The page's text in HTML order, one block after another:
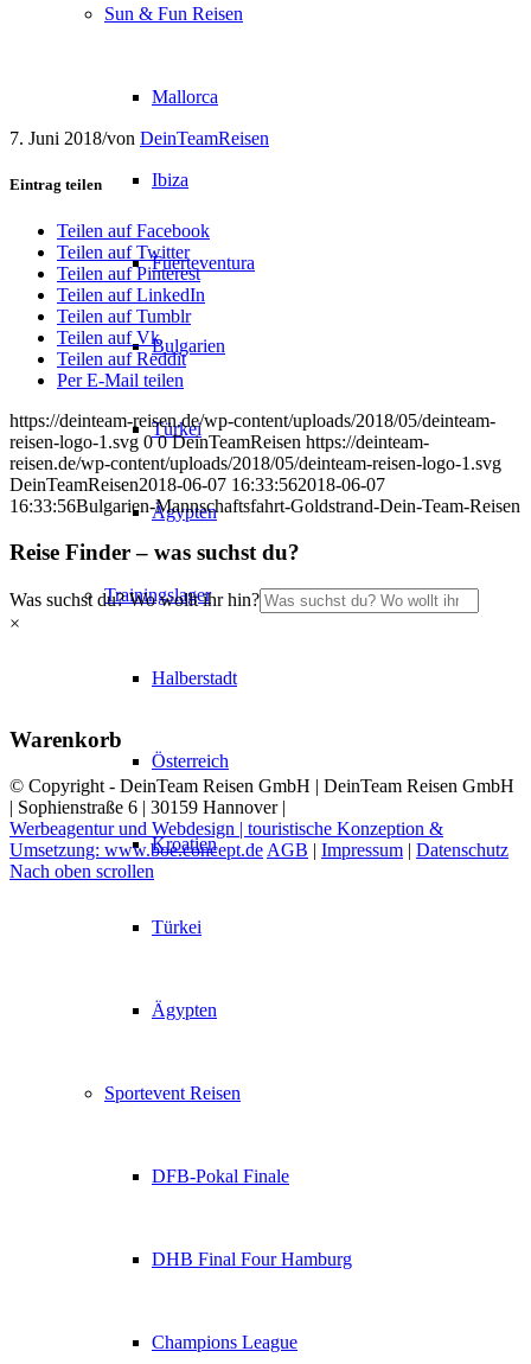
Sun & Fun Reisen
Mallorca
Ibiza
Fuerteventura
Bulgarien
Türkei
Ägypten
Trainingslager
Halberstadt
Österreich
Kroatien
Türkei
Ägypten
Sportevent Reisen
DFB-Pokal Finale
DHB Final Four Hamburg
Champions League
7. Juni 2018/von DeinTeamReisen
Eintrag teilen
Teilen auf Facebook
Teilen auf Twitter
Teilen auf Pinterest
Teilen auf LinkedIn
Teilen auf Tumblr
Teilen auf Vk
Teilen auf Reddit
Per E-Mail teilen
https://deinteam-reisen.de/wp-content/uploads/2018/05/deinteam-
reisen-logo-1.svg 0 0 DeinTeamReisen https://deinteam-
reisen.de/wp-content/uploads/2018/05/deinteam-reisen-logo-1.svg
DeinTeamReisen2018-06-07 16:33:562018-06-07
16:33:56Bulgarien-Mannschaftsfahrt-Goldstrand-Dein-Team-Reisen
Reise Finder – was suchst du?
Was suchst du? Wo wollt ihr hin?
×
Warenkorb
© Copyright - DeinTeam Reisen GmbH | DeinTeam Reisen GmbH
| Sophienstraße 6 | 30159 Hannover |
Werbeagentur und Webdesign | touristische Konzeption &
Umsetzung: www.boe.concept.de AGB | Impressum | Datenschutz
Nach oben scrollen